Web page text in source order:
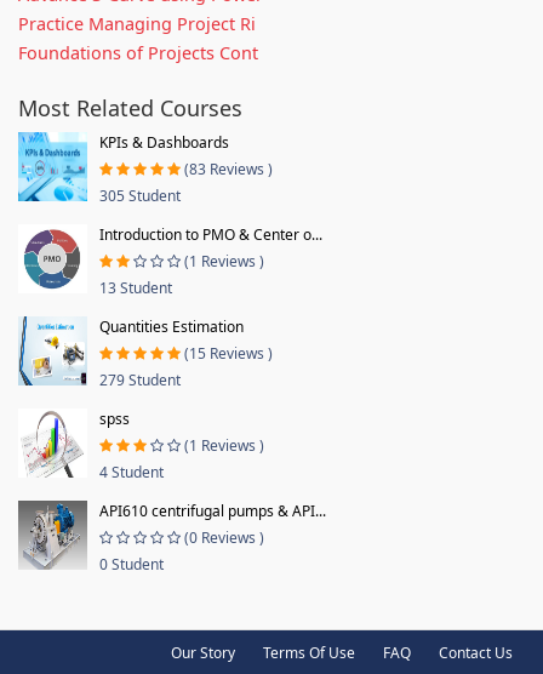
Practice Managing Project Ri
Foundations of Projects Cont
Most Related Courses
KPIs & Dashboards
(83 Reviews )
305 Student
Introduction to PMO & Center o...
(1 Reviews )
13 Student
Quantities Estimation
(15 Reviews )
279 Student
spss
(1 Reviews )
4 Student
API610 centrifugal pumps & API...
(0 Reviews )
0 Student
Our Story Terms Of Use FAQ Contact Us